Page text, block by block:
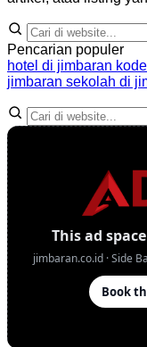
Pencarian populer
hotel di jimbaran
jimbaran sekolah di